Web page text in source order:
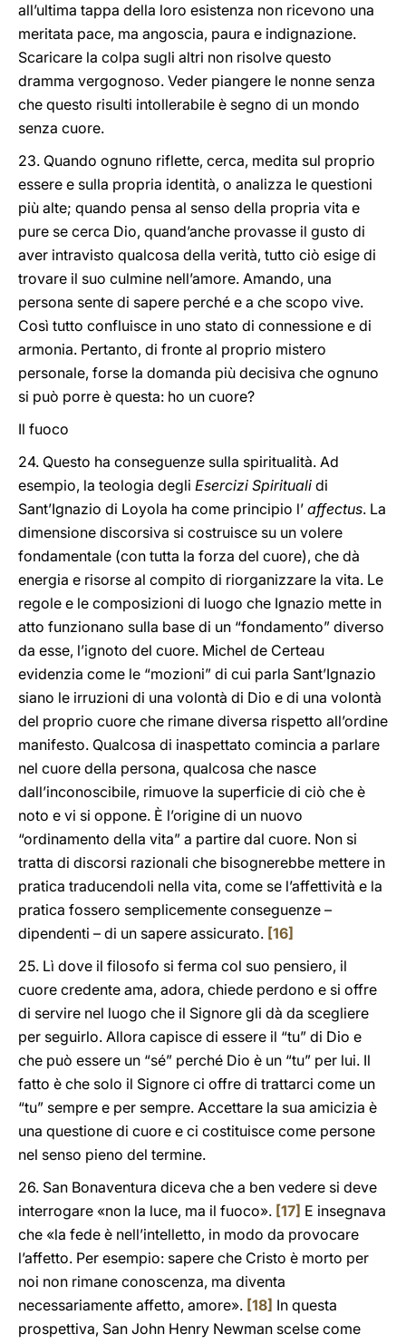
all’ultima tappa della loro esistenza non ricevono una
meritata pace, ma angoscia, paura e indignazione.
Scaricare la colpa sugli altri non risolve questo
dramma vergognoso. Veder piangere le nonne senza
che questo risulti intollerabile è segno di un mondo
senza cuore.
23. Quando ognuno riflette, cerca, medita sul proprio
essere e sulla propria identità, o analizza le questioni
più alte; quando pensa al senso della propria vita e
pure se cerca Dio, quand’anche provasse il gusto di
aver intravisto qualcosa della verità, tutto ciò esige di
trovare il suo culmine nell’amore. Amando, una
persona sente di sapere perché e a che scopo vive.
Così tutto confluisce in uno stato di connessione e di
armonia. Pertanto, di fronte al proprio mistero
personale, forse la domanda più decisiva che ognuno
si può porre è questa: ho un cuore?
Il fuoco
24. Questo ha conseguenze sulla spiritualità. Ad
esempio, la teologia degli Esercizi Spirituali di
Sant’Ignazio di Loyola ha come principio l’ affectus. La
dimensione discorsiva si costruisce su un volere
fondamentale (con tutta la forza del cuore), che dà
energia e risorse al compito di riorganizzare la vita. Le
regole e le composizioni di luogo che Ignazio mette in
atto funzionano sulla base di un “fondamento” diverso
da esse, l’ignoto del cuore. Michel de Certeau
evidenzia come le “mozioni” di cui parla Sant’Ignazio
siano le irruzioni di una volontà di Dio e di una volontà
del proprio cuore che rimane diversa rispetto all’ordine
manifesto. Qualcosa di inaspettato comincia a parlare
nel cuore della persona, qualcosa che nasce
dall’inconoscibile, rimuove la superficie di ciò che è
noto e vi si oppone. È l’origine di un nuovo
“ordinamento della vita” a partire dal cuore. Non si
tratta di discorsi razionali che bisognerebbe mettere in
pratica traducendoli nella vita, come se l’affettività e la
pratica fossero semplicemente conseguenze –
dipendenti – di un sapere assicurato. [16]
25. Lì dove il filosofo si ferma col suo pensiero, il
cuore credente ama, adora, chiede perdono e si offre
di servire nel luogo che il Signore gli dà da scegliere
per seguirlo. Allora capisce di essere il “tu” di Dio e
che può essere un “sé” perché Dio è un “tu” per lui. Il
fatto è che solo il Signore ci offre di trattarci come un
“tu” sempre e per sempre. Accettare la sua amicizia è
una questione di cuore e ci costituisce come persone
nel senso pieno del termine.
26. San Bonaventura diceva che a ben vedere si deve
interrogare «non la luce, ma il fuoco». [17] E insegnava
che «la fede è nell’intelletto, in modo da provocare
l’affetto. Per esempio: sapere che Cristo è morto per
noi non rimane conoscenza, ma diventa
necessariamente affetto, amore». [18] In questa
prospettiva, San John Henry Newman scelse come